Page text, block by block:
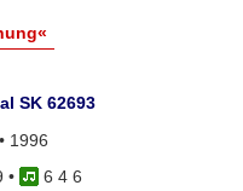
SK 62693
1996
•
6 4 6